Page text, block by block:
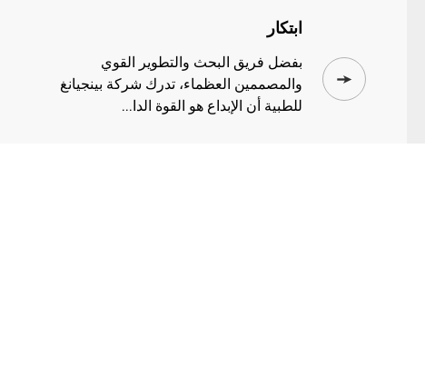
ابتكار
بفضل فريق البحث والتطوير القوي
والمصممين العظماء، تدرك شركة بينجيانغ
للطبية أن الإبداع هو القوة الدا...